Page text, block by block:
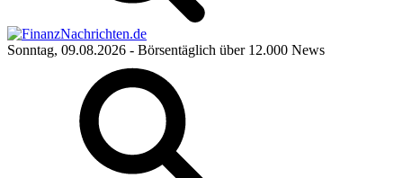
Sonntag, 09.08.2026 - Börsentäglich über 12.000 News